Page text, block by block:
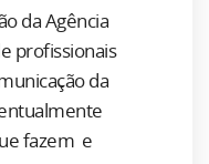
da Agência
profissionais
da
fazem e